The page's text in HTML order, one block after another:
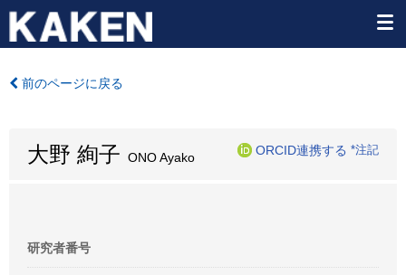
前のページに戻る
大野 絢子 ONO Ayako
ORCID連携する *注記
研究者番号